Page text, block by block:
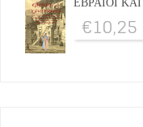
€10,25